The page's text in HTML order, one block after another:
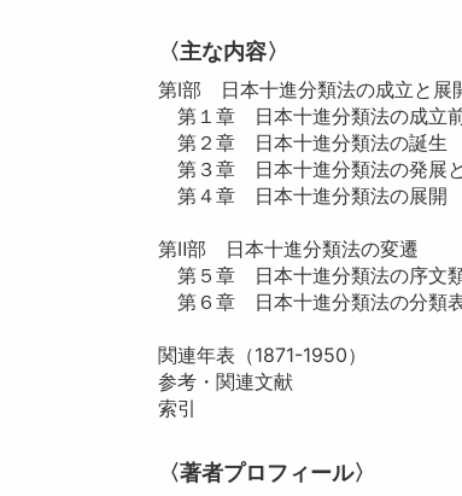
〈主な内容〉
第Ⅰ部 日本十進分類法の成立と展
第１章 日本十進分類法の成立
第２章 日本十進分類法の誕生
第３章 日本十進分類法の発展
第４章 日本十進分類法の展開
第Ⅱ部 日本十進分類法の変遷
第５章 日本十進分類法の序文
第６章 日本十進分類法の分類
関連年表（1871-1950）
参考・関連文献
索引
〈著者プロフィール〉